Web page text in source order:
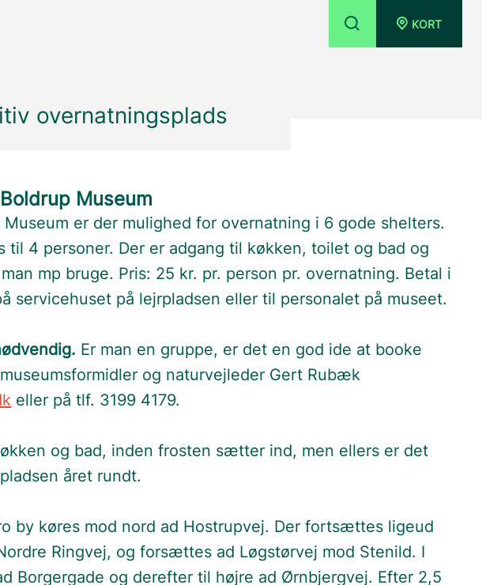
KORT
overnatningsplads
Museum
er der mulighed for overnatning i 6 gode shelters.
til 4 personer. Der er adgang til køkken, toilet og bad og
mp bruge. Pris: 25 kr. pr. person pr. overnatning. Betal i
servicehuset på lejrpladsen eller til personalet på museet.
Er man en gruppe, er det en god ide at booke
og naturvejleder Gert Rubæk
eller på tlf. 3199 4179.
og bad, inden frosten sætter ind, men ellers er det
året rundt.
by køres mod nord ad Hostrupvej. Der fortsættes ligeud
Ringvej, og forsættes ad Løgstørvej mod Stenild. I
Borgergade og derefter til højre ad Ørnbjergvej. Efter 2,5